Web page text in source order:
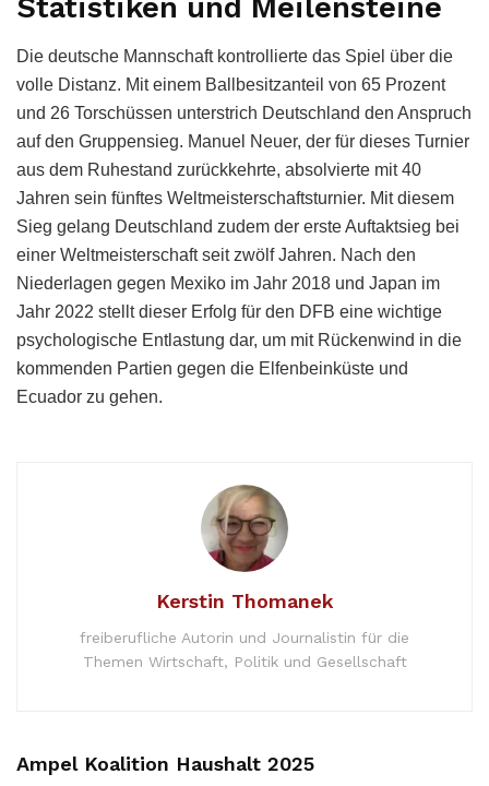
Statistiken und Meilensteine
Die deutsche Mannschaft kontrollierte das Spiel über die
volle Distanz. Mit einem Ballbesitzanteil von 65 Prozent
und 26 Torschüssen unterstrich Deutschland den Anspruch
auf den Gruppensieg. Manuel Neuer, der für dieses Turnier
aus dem Ruhestand zurückkehrte, absolvierte mit 40
Jahren sein fünftes Weltmeisterschaftsturnier. Mit diesem
Sieg gelang Deutschland zudem der erste Auftaktsieg bei
einer Weltmeisterschaft seit zwölf Jahren. Nach den
Niederlagen gegen Mexiko im Jahr 2018 und Japan im
Jahr 2022 stellt dieser Erfolg für den DFB eine wichtige
psychologische Entlastung dar, um mit Rückenwind in die
kommenden Partien gegen die Elfenbeinküste und
Ecuador zu gehen.
Kerstin Thomanek
freiberufliche Autorin und Journalistin für die
Themen Wirtschaft, Politik und Gesellschaft
Ampel Koalition Haushalt 2025